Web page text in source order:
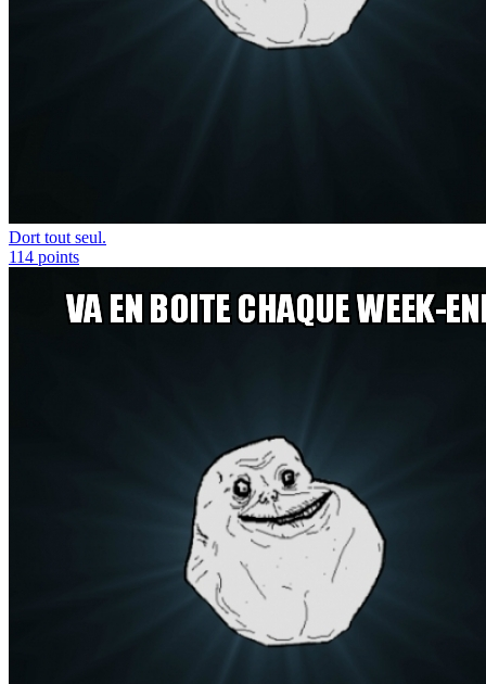
Dort tout seul.
114 points